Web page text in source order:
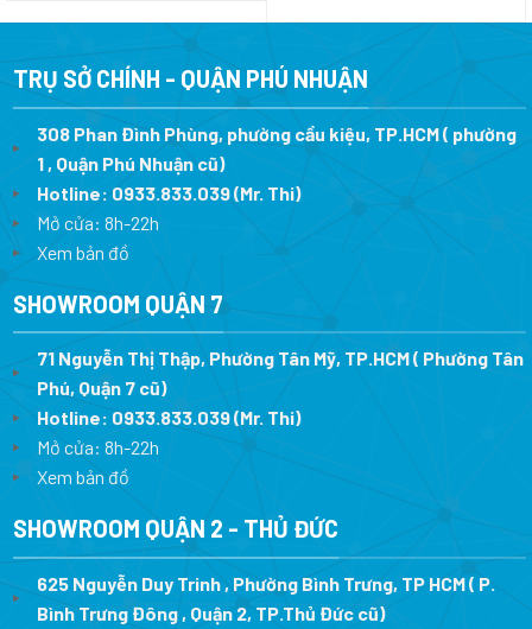
11.490.000 ₫.là:
là:
tại
TRỤ SỞ CHÍNH - QUẬN PHÚ NHUẬN
308 Phan Đình Phùng, phường cầu kiệu, TP.HCM ( phường
1 , Quận Phú Nhuận cũ)
Hotline: 0933.833.039(Mr. Thi)
Mở cửa: 8h-22h
Xem bản đồ
SHOWROOM QUẬN 7
71 Nguyễn Thị Thập, Phường Tân Mỹ, TP.HCM ( Phường Tân
Phú, Quận 7 cũ)
Hotline: 0933.833.039(Mr. Thi)
Mở cửa: 8h-22h
Xem bản đồ
SHOWROOM QUẬN 2 - THỦ ĐỨC
625 Nguyễn Duy Trinh , Phường Bình Trưng, TP HCM ( P.
Bình Trưng Đông , Quận 2, TP.Thủ Đức cũ)